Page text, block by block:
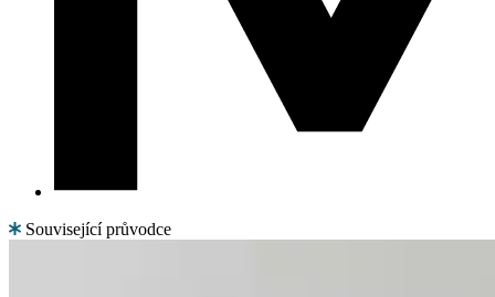
Související průvodce